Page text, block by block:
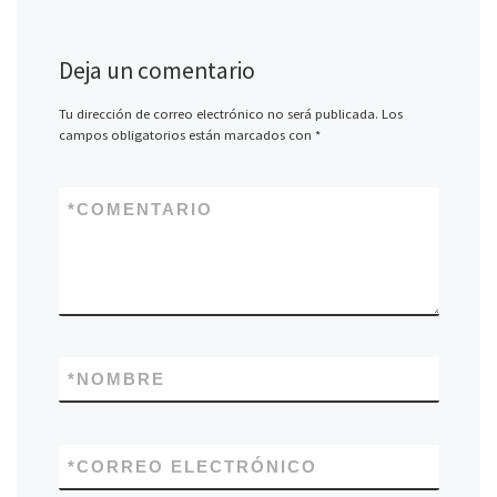
Deja un comentario
Tu dirección de correo electrónico no será publicada. Los
campos obligatorios están marcados con *
COMENTARIO
*
NOMBRE
*
CORREO ELECTRÓNICO
*